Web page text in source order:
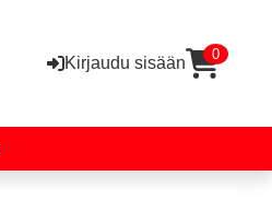
Kirjaudu sisään 0